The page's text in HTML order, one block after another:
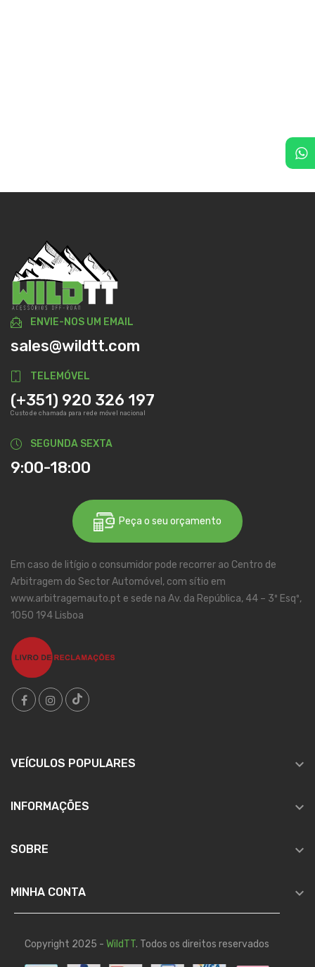
ENVIE-NOS UM EMAIL
sales@wildtt.com
TELEMÓVEL
(+351) 920 326 197
Custo de chamada para rede móvel nacional
SEGUNDA SEXTA
9:00-18:00
Peça o seu orçamento
Em caso de litígio o consumidor pode recorrer ao Centro de
Arbitragem do Sector Automóvel, com sítio em
www.arbitragemauto.pt e sede na Av. da República, 44 – 3º Esqº,
1050 194 Lisboa
VEÍCULOS POPULARES 
INFORMAÇÕES 
SOBRE 
MINHA CONTA 
Copyright 2025 - WildTT. Todos os direitos reservados